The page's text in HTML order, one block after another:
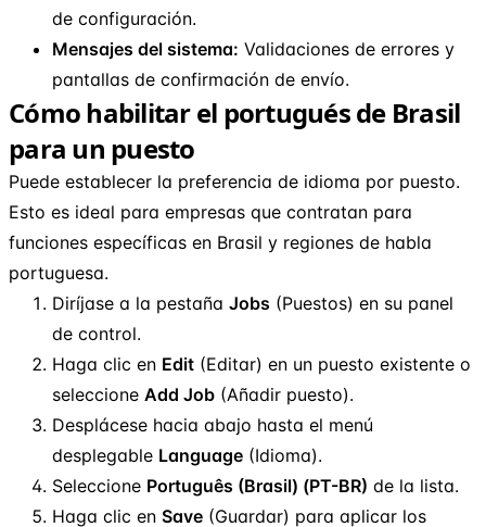
de configuración.
Mensajes del sistema: Validaciones de errores y
pantallas de confirmación de envío.
Cómo habilitar el portugués de Brasil
para un puesto
Puede establecer la preferencia de idioma por puesto.
Esto es ideal para empresas que contratan para
funciones específicas en Brasil y regiones de habla
portuguesa.
Diríjase a la pestaña Jobs (Puestos) en su panel
de control.
Haga clic en Edit (Editar) en un puesto existente o
seleccione Add Job (Añadir puesto).
Desplácese hacia abajo hasta el menú
desplegable Language (Idioma).
Seleccione Português (Brasil) (PT-BR) de la lista.
Haga clic en Save (Guardar) para aplicar los